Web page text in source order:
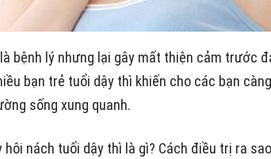
bệnh lý nhưng lại gây mất thiện cảm trước
bạn trẻ tuổi dậy thì khiến cho các bạn
sống xung quanh.
hôi nách tuổi dậy thì là gì? Cách điều trị ra